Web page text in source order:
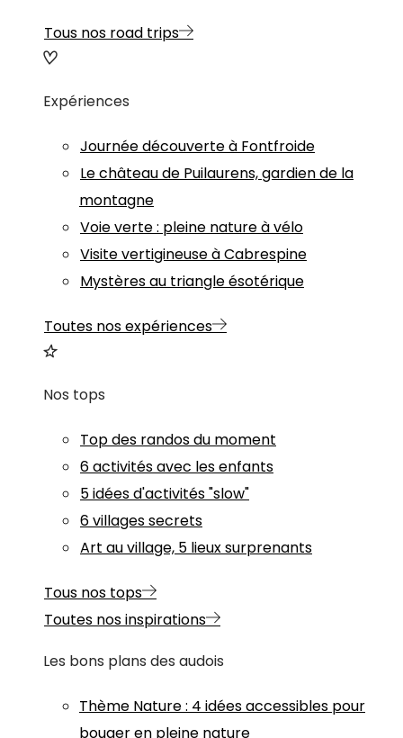
Tous nos road trips
Expériences
Journée découverte à Fontfroide
Le château de Puilaurens, gardien de la
montagne
Voie verte : pleine nature à vélo
Visite vertigineuse à Cabrespine
Mystères au triangle ésotérique
Toutes nos expériences
Nos tops
Top des randos du moment
6 activités avec les enfants
5 idées d'activités "slow"
6 villages secrets
Art au village, 5 lieux surprenants
Tous nos tops
Toutes nos inspirations
Les bons plans des audois
Thème Nature: 4 idées accessibles pour
bouger en pleine nature